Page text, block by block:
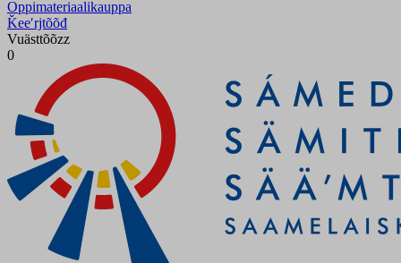
Oppimateriaalikauppa
Ǩeeʹrjtõõđ
Vuästtõõzz
0